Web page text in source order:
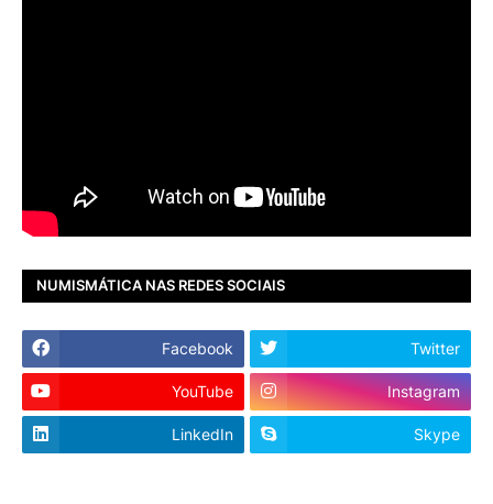
NUMISMÁTICA NAS REDES SOCIAIS
Facebook Twitter
YouTube Instagram
LinkedIn Skype